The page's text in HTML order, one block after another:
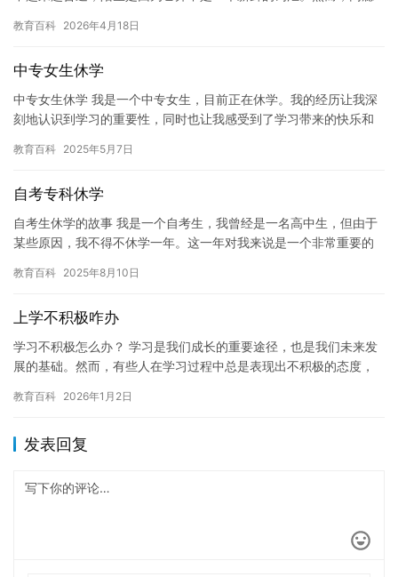
厚，…
教育百科 2026年4月18日
中专女生休学
中专女生休学 我是一个中专女生，目前正在休学。我的经历让我深
刻地认识到学习的重要性，同时也让我感受到了学习带来的快乐和
情。…
教育百科 2025年5月7日
自考专科休学
自考生休学的故事 我是一个自考生，我曾经是一名高中生，但由于
某些原因，我不得不休学一年。这一年对我来说是一个非常重要的
在…
教育百科 2025年8月10日
上学不积极咋办
学习不积极怎么办？ 学习是我们成长的重要途径，也是我们未来发
展的基础。然而，有些人在学习过程中总是表现出不积极的态度，
么办…
教育百科 2026年1月2日
发表回复